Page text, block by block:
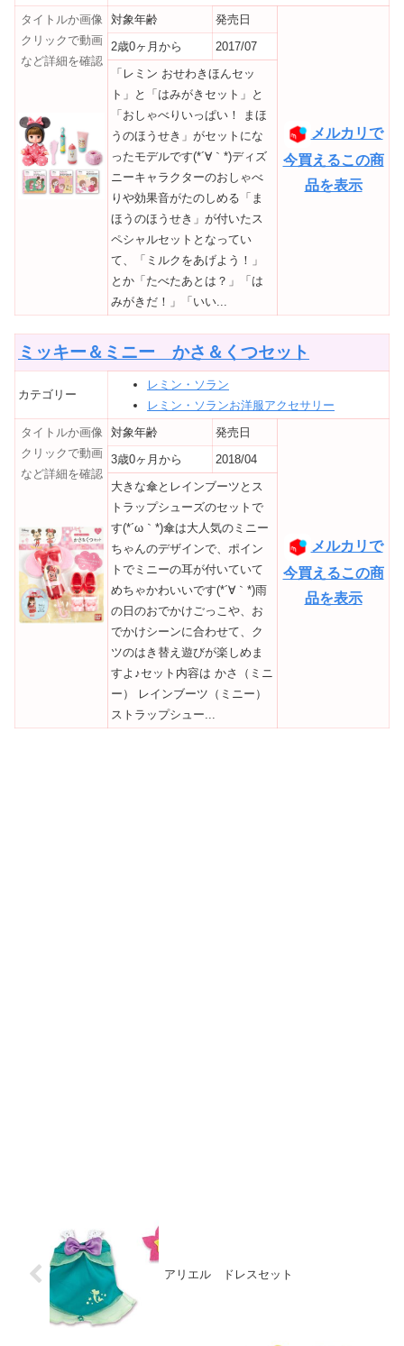
タイトルか画像
クリックで動画
など詳細を確認
対象年齢 発売日
メルカリで
今買えるこの商
品を表示
2歳0ヶ月から
2017/07
「レミン おせわきほんセッ
ト」と「はみがきセット」と
「おしゃべりいっぱい！ まほ
うのほうせき」がセットにな
ったモデルです(*´∀｀*)ディズ
ニーキャラクターのおしゃべ
りや効果音がたのしめる「ま
ほうのほうせき」が付いたス
ペシャルセットとなってい
て、「ミルクをあげよう！」
とか「たべたあとは？」「は
みがきだ！」「いい...
ミッキー＆ミニー かさ＆くつセット
カテゴリー
レミン・ソラン
レミン・ソランお洋服アクセサリー
タイトルか画像
クリックで動画
など詳細を確認
対象年齢 発売日
メルカリで
今買えるこの商
品を表示
3歳0ヶ月から
2018/04
大きな傘とレインブーツとス
トラップシューズのセットで
す(*´ω｀*)傘は大人気のミニー
ちゃんのデザインで、ポイン
トでミニーの耳が付いていて
めちゃかわいいです(*´∀｀*)雨
の日のおでかけごっこや、お
でかけシーンに合わせて、ク
ツのはき替え遊びが楽しめま
すよ♪セット内容は かさ（ミニ
ー） レインブーツ（ミニー）
ストラップシュー...
アリエル ドレスセット